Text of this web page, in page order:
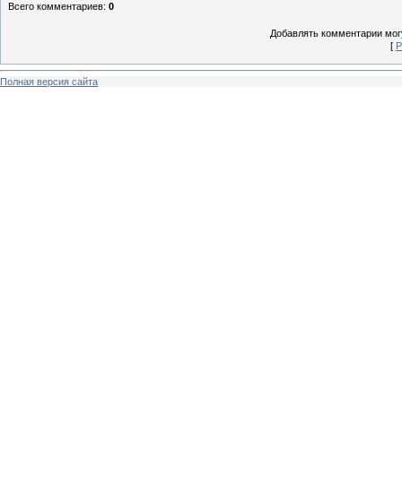
Всего комментариев: 0
Добавлять комментарии
[
Полная версия сайта